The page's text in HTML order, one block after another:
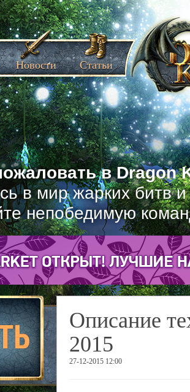
в Dragon
в мир жарких битв
непобедимую
Новости Статьи
Описание
2015
27-12-2015 12:00